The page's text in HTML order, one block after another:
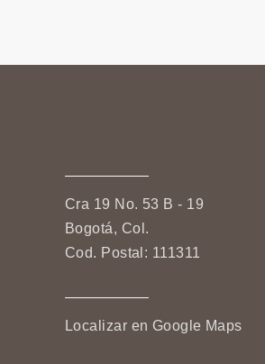
Cra 19 No. 53 B - 19
Bogotá, Col.
Cod. Postal: 111311
Localizar en Google Maps